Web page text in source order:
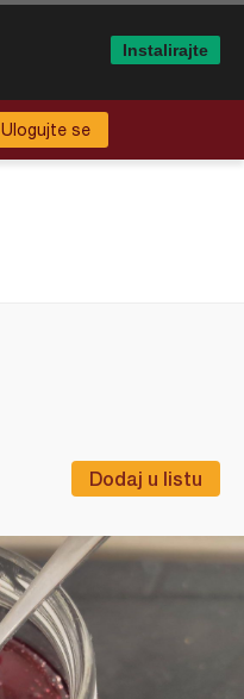
Ulogujte se
Dodaj u listu
Instalirajte